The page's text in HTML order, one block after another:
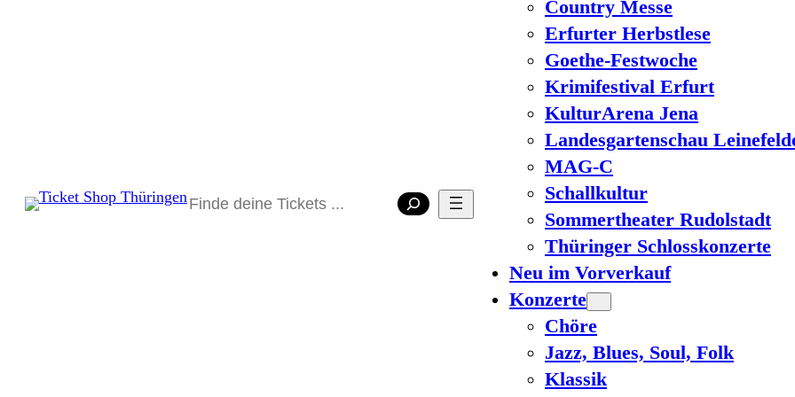
Suchen
Country Messe
Erfurter Herbstlese
Goethe-Festwoche
Krimifestival Erfurt
KulturArena Jena
Landesgartenschau
MAG-C
Schallkultur
Sommertheater Rudolstadt
Thüringer Schlosskonzerte
Neu im Vorverkauf
Konzerte
Chöre
Jazz, Blues, Soul, Folk
Klassik